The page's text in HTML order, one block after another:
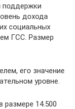
поддержки
дохода
социальных
ГСС. Размер
его значение
уровне.
размере 14.500